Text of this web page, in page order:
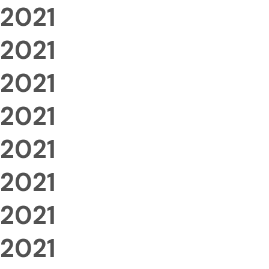
2021
2021
2021
2021
2021
2021
2021
2021